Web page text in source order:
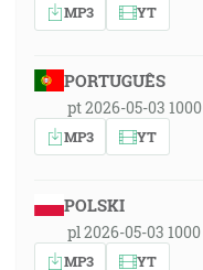
MP3 YT
PORTUGUÊS
pt 2026-05-03 1000
MP3 YT
POLSKI
pl 2026-05-03 1000
MP3 YT